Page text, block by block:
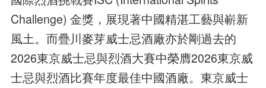
Challenge) 金獎，展現著中國精湛工藝與嶄新
風土。而疊川麥芽威士忌酒廠亦於剛過去的
2026東京威士忌與烈酒大賽中榮膺2026東京威
士忌與烈酒比賽年度最佳中國酒廠。東京威士